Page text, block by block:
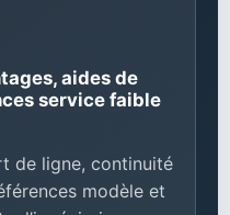
aides de
service faible
de ligne, continuité
modèle et